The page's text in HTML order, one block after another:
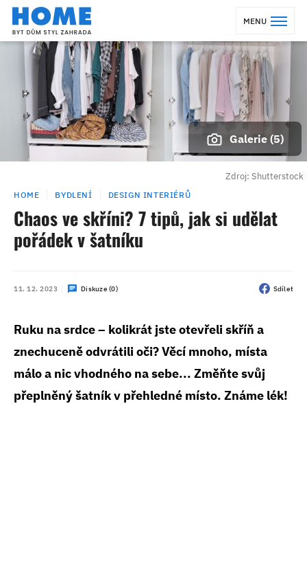
MENU
Galerie (5)
Zdroj: Shutterstock
HOME BYDLENÍ DESIGN INTERIÉRŮ
Chaos ve skříni? 7 tipů, jak si udělat
pořádek v šatníku
11. 12. 2023 Diskuze (0) Sdílet
Ruku na srdce – kolikrát jste otevřeli skříň a
znechuceně odvrátili oči? Věcí mnoho, místa
málo a nic vhodného na sebe... Změňte svůj
přeplněný šatník v přehledné místo. Známe lék!